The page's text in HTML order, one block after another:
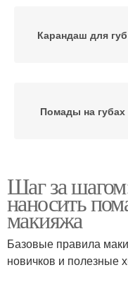
Карандаш для губ
Помады на губах
Полные губы
Лайнер для губ
Шаг за
наносить
макияжа
Базовые правила
новичков и полезные